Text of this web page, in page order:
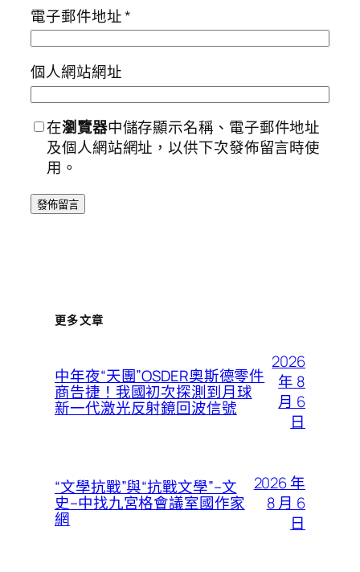
電子郵件地址*
個人網站網址
在瀏覽器中儲存顯示名稱、電子郵件地址
及個人網站網址，以供下次發佈留言時使
用。
更多文章
中年夜“天團”OSDER奧斯德零件
商告捷！我國初次探測到月球
新一代激光反射鏡回波信號
2026
年 8
月 6
日
“文學抗戰”與“抗戰文學”–文
史–中找九宮格會議室國作家
網
2026 年
8 月 6
日